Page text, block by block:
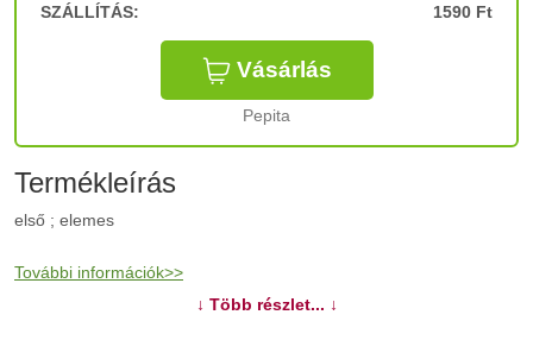
SZÁLLÍTÁS:
1590 Ft
Vásárlás
Pepita
Termékleírás
első ; elemes
További információk>>
↓ Több részlet... ↓